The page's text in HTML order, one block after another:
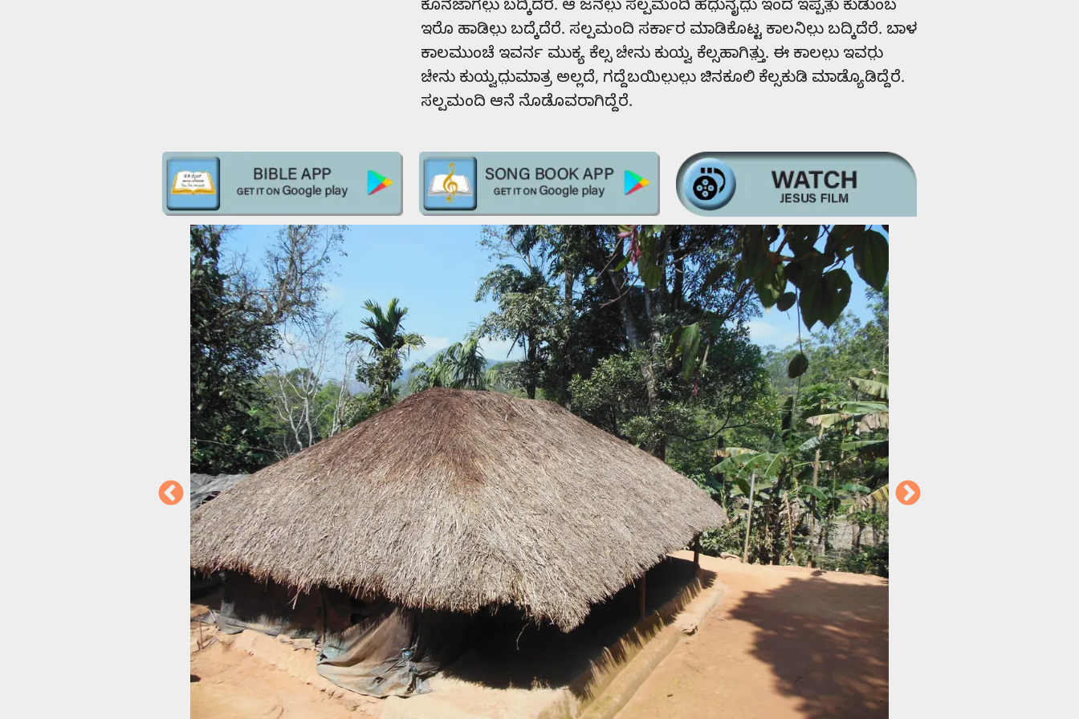
ಇರೊ ಹಾಡಿಲು಼ ಬದ್ಕೆದೆರೆ. ಸಲ್ಪಮಂದಿ ಸರ್ಕಾರ ಮಾಡಿಕೊಟ್ಟ ಕಾಲನಿಲು಼ ಬದ್ಕಿದೆರೆ. ಬಾಳ
ಕಾಲಮುಂಚೆ ಇವರ್ನ ಮುಕ್ಯ ಕೆಲ್ಸ ಜೇನು ಕುಯ್ವ ಕೆಲ್ಸಹಾಗಿತ್ತು಼. ಈ ಕಾಲಲು಼ ಇವರು಼
ಜೇನು ಕುಯ್ವದು಼ಮಾತ್ರ ಅಲ್ಲದೆ, ಗದ್ದೆಬಯಿಲು಼ಲು಼ ಜಿನಕೂಲಿ ಕೆಲ್ಸಕುಡಿ ಮಾಡ್ಯೊಡಿದ್ದೆರೆ.
ಸಲ್ಪಮಂದಿ ಆನೆ ನೊಡೊವರಾಗಿದ್ದೆರೆ.